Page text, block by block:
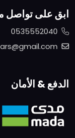
ابق على تواصل
0535552040
الدفع & الأمان